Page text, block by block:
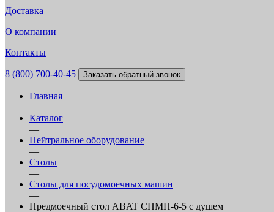
Доставка
О компании
Контакты
8 (800) 700-40-45 Заказать обратный звонок
Главная
—
Каталог
—
Нейтральное оборудование
—
Столы
—
Столы для посудомоечных машин
—
Предмоечный стол ABAT СПМП‑6‑5 с душем